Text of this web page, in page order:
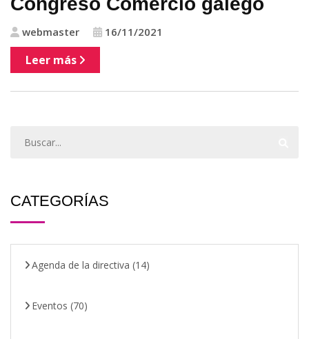
webmaster 16/11/2021
Leer más
CATEGORÍAS
Agenda de la directiva (14)
Eventos (70)